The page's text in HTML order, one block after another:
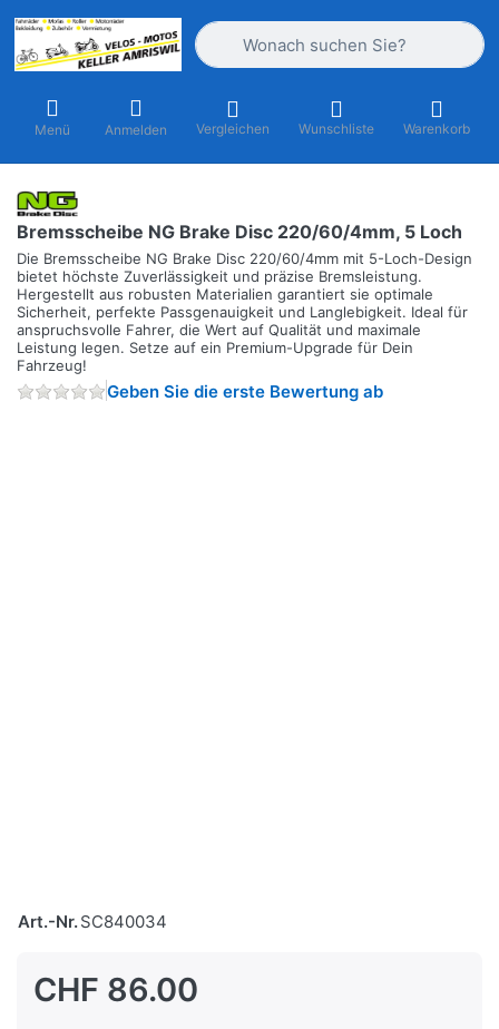
Geben Sie einen Suchbegriff ein.
Menü Anmelden Vergleichen Wunschliste Warenkorb
Bremsscheibe NG Brake Disc 220/60/4mm, 5 Loch
Die Bremsscheibe NG Brake Disc 220/60/4mm mit 5-Loch-Design
bietet höchste Zuverlässigkeit und präzise Bremsleistung.
Hergestellt aus robusten Materialien garantiert sie optimale
Sicherheit, perfekte Passgenauigkeit und Langlebigkeit. Ideal für
anspruchsvolle Fahrer, die Wert auf Qualität und maximale
Leistung legen. Setze auf ein Premium-Upgrade für Dein
Fahrzeug!
Geben Sie die erste Bewertung ab
Art.-Nr.SC840034
CHF 86.00